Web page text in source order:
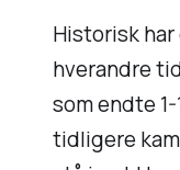
Historisk
hverandre
som endte
tidligere